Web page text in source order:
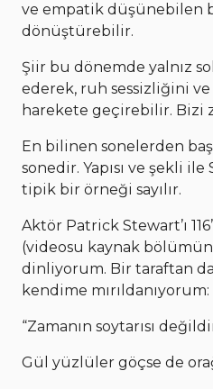
ve empatik düşünebilen
dönüştürebilir.
Şiir bu dönemde yalnız
ederek, ruh sessizliğini
harekete geçirebilir. Bizi
En bilinen sonelerden
sonedir. Yapısı ve şekli
tipik bir örneği sayılır.
Aktör Patrick Stewart’ı
(videosu kaynak
dinliyorum. Bir taraftan
kendime mırıldanıyorum:
“Zamanın soytarısı
Gül yüzlüler göçse de